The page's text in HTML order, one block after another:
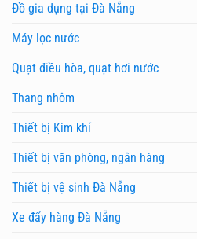
Đồ gia dụng tại Đà Nẵng
Máy lọc nước
Quạt điều hòa, quạt hơi nước
Thang nhôm
Thiết bị Kim khí
Thiết bị văn phòng, ngân hàng
Thiết bị vệ sinh Đà Nẵng
Xe đẩy hàng Đà Nẵng